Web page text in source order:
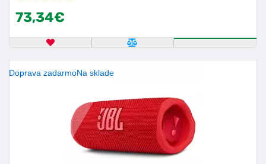
73,34€
OBĽÚBENÝ PRODUKT POROVNAŤ PRODUKT
Doprava zadarmoNa sklade